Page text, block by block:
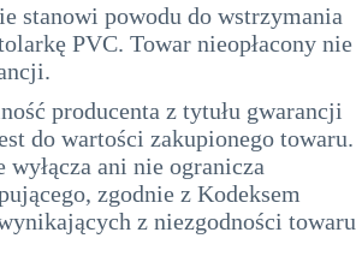
stanowi powodu do wstrzymania
PVC. Towar nieopłacony nie
producenta z tytułu gwarancji
do wartości zakupionego towaru.
wyłącza ani nie ogranicza
zgodnie z Kodeksem
z niezgodności towaru